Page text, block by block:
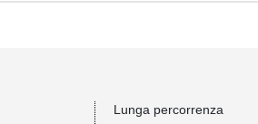
Lunga percorrenza